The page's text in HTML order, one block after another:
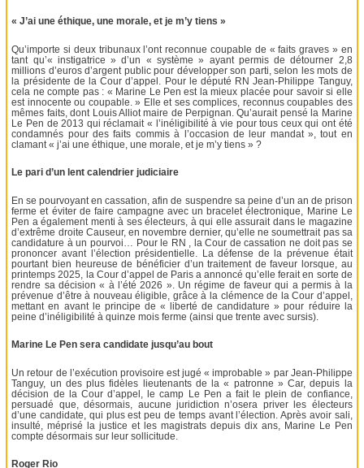
« J’ai une éthique, une morale, et je m’y tiens »
Qu’importe si deux tribunaux l’ont reconnue coupable de « faits graves » en
tant qu’« instigatrice » d’un « système » ayant permis de détourner 2,8
millions d’euros d’argent public pour développer son parti, selon les mots de
la présidente de la Cour d’appel. Pour le député RN Jean-Philippe Tanguy,
cela ne compte pas : « Marine Le Pen est la mieux placée pour savoir si elle
est innocente ou coupable. » Elle et ses complices, reconnus coupables des
mêmes faits, dont Louis Alliot maire de Perpignan. Qu’aurait pensé la Marine
Le Pen de 2013 qui réclamait « l’inéligibilité à vie pour tous ceux qui ont été
condamnés pour des faits commis à l’occasion de leur mandat », tout en
clamant « j’ai une éthique, une morale, et je m’y tiens » ?
Le pari d’un lent calendrier judiciaire
En se pourvoyant en cassation, afin de suspendre sa peine d’un an de prison
ferme et éviter de faire campagne avec un bracelet électronique, Marine Le
Pen a également menti à ses électeurs, à qui elle assurait dans le magazine
d’extrême droite Causeur, en novembre dernier, qu’elle ne soumettrait pas sa
candidature à un pourvoi… Pour le RN , la Cour de cassation ne doit pas se
prononcer avant l’élection présidentielle. La défense de la prévenue était
pourtant bien heureuse de bénéficier d’un traitement de faveur lorsque, au
printemps 2025, la Cour d’appel de Paris a annoncé qu’elle ferait en sorte de
rendre sa décision « à l’été 2026 ». Un régime de faveur qui a permis à la
prévenue d’être à nouveau éligible, grâce à la clémence de la Cour d’appel,
mettant en avant le principe de « liberté de candidature » pour réduire la
peine d’inéligibilité à quinze mois ferme (ainsi que trente avec sursis).
Marine Le Pen sera candidate jusqu’au bout
Un retour de l’exécution provisoire est jugé « improbable » par Jean-Philippe
Tanguy, un des plus fidèles lieutenants de la « patronne » Car, depuis la
décision de la Cour d’appel, le camp Le Pen a fait le plein de confiance,
persuadé que, désormais, aucune juridiction n’osera priver les électeurs
d’une candidate, qui plus est peu de temps avant l’élection. Après avoir sali,
insulté, méprisé la justice et les magistrats depuis dix ans, Marine Le Pen
compte désormais sur leur sollicitude.
Roger Rio